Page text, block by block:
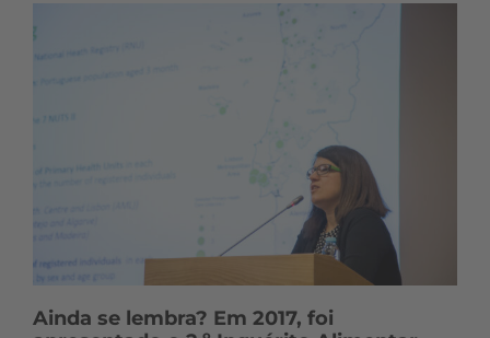
Ainda se lembra? Em 2017, foi